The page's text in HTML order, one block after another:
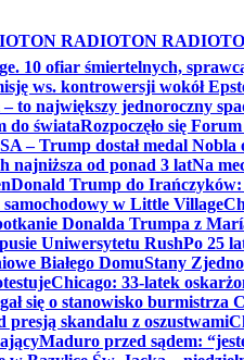
RADIOTON
10 ofiar śmiertelnych,
ws. kontrowersji wokół
to największy jednoroczny
do świataRozpoczęło się
– Trump dostał medal Nobla
najniższa od ponad 3 latNa
Donald Trump do Irańczyków:
w Little Village
Donalda Trumpa z
Uniwersytetu RushPo 25
Białego DomuStany
Chicago: 33-latek
się o stanowisko burmistrza
skandalu z oszustwami
Maduro przed sądem: